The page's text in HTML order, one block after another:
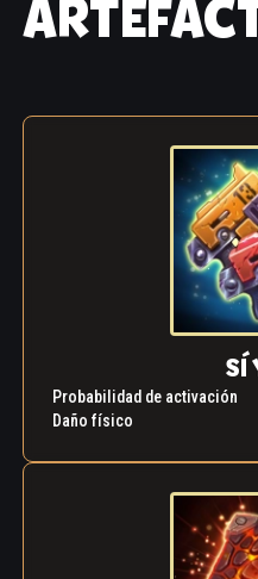
SÍ
Probabilidad de activación
Daño físico